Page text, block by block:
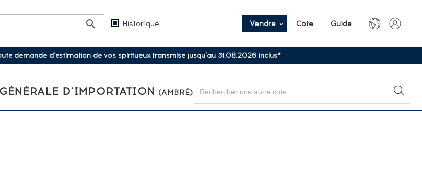
Historique Vendre Cote Guide
demande d’estimation de vos spiritueux transmise jusqu’au 31.08.2026 inclus*
D'IMPORTATION (AMBRÉ)